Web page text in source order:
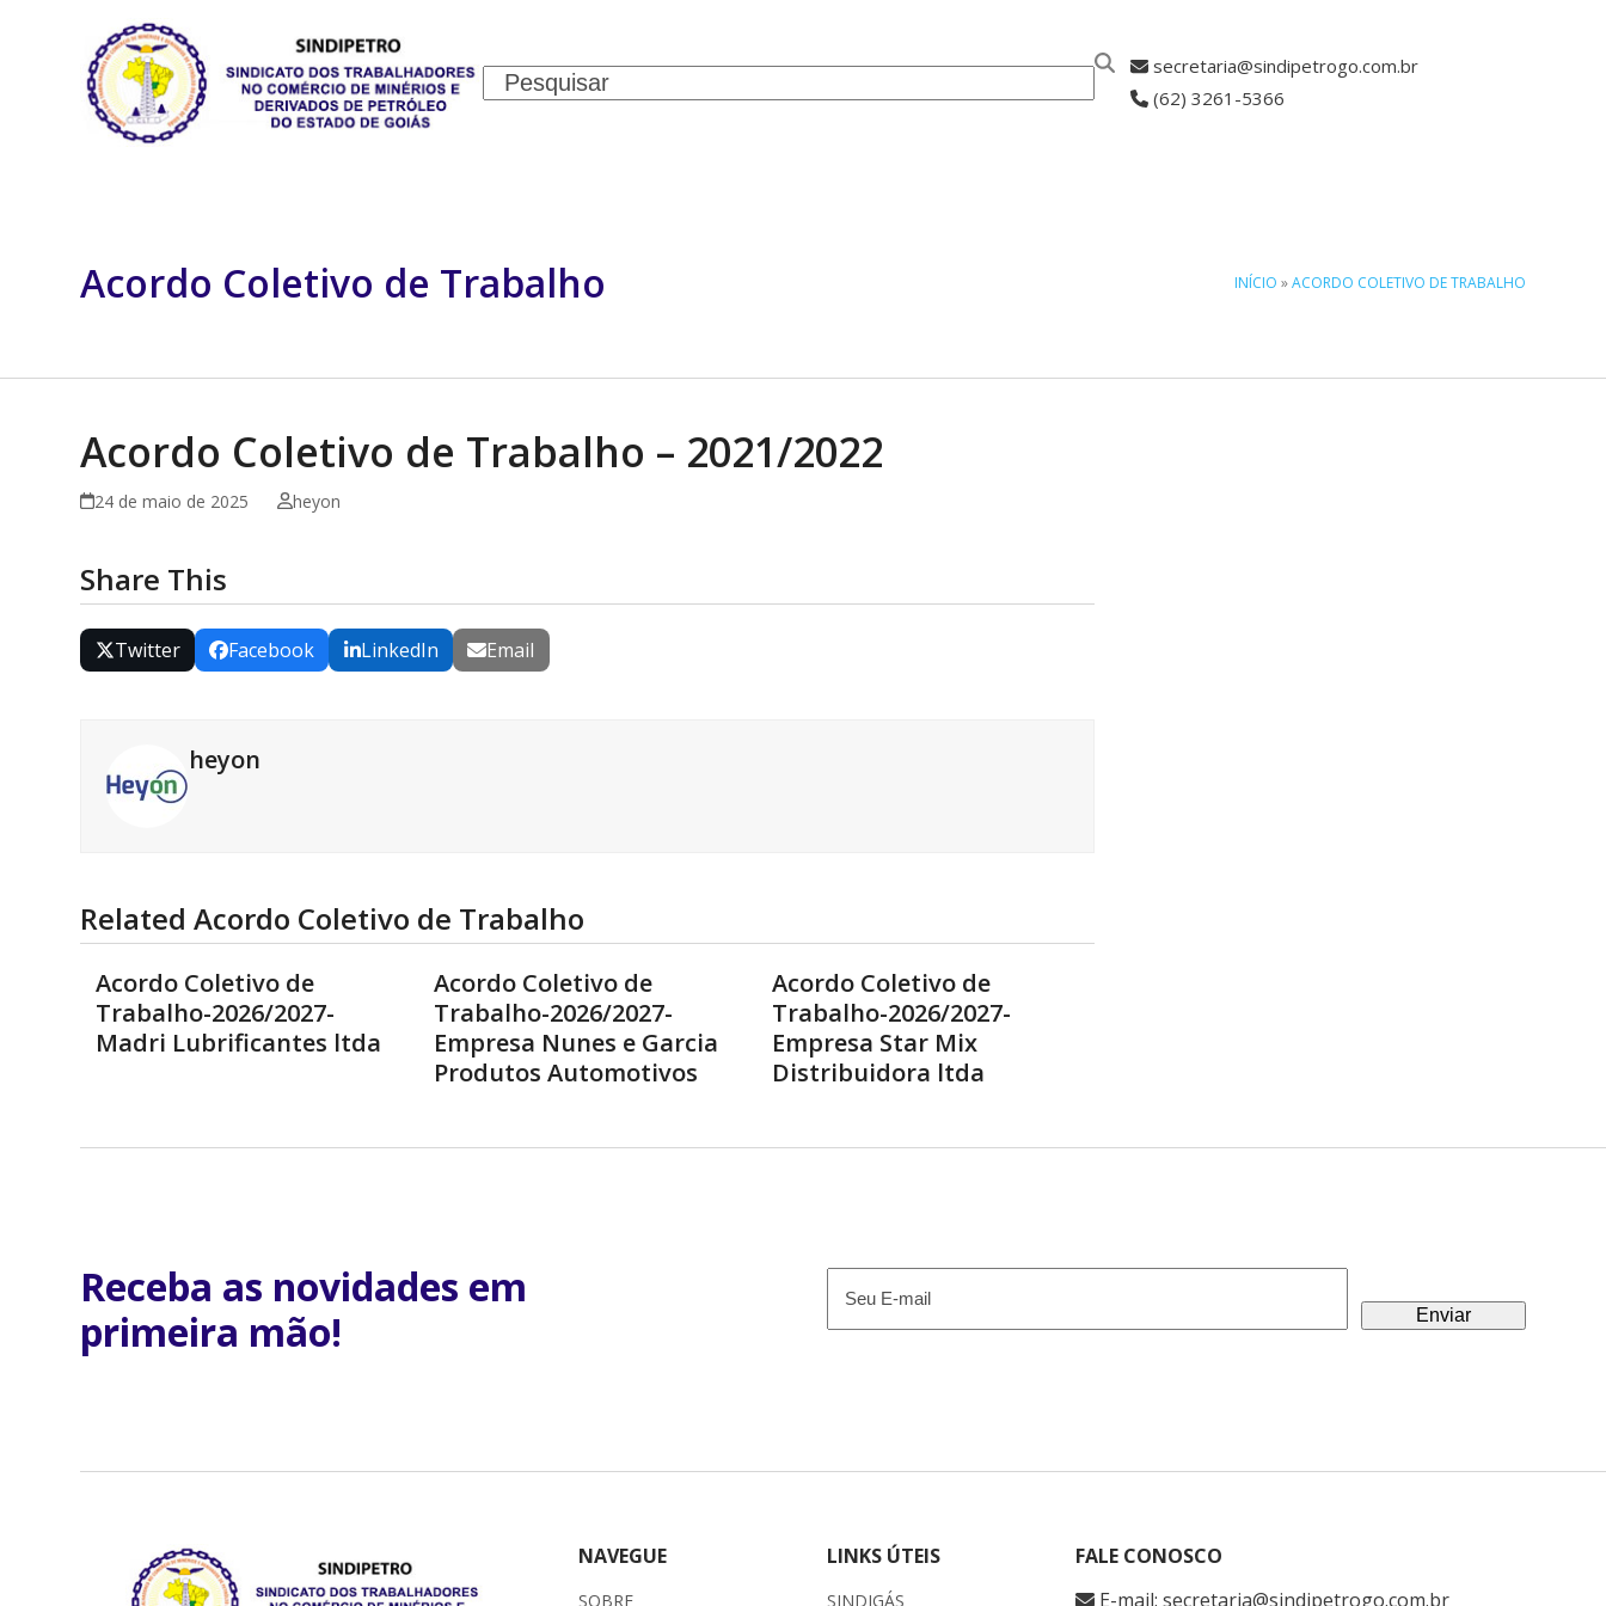
Search
secretaria@sindipetrogo.com.br
(62) 3261-5366
Acordo Coletivo de Trabalho INÍCIO »ACORDO COLETIVO DE TRABALHO
Acordo Coletivo de Trabalho – 2021/2022
24 de maio de 2025 heyon
Share This
Twitter Facebook LinkedIn Email
heyon
Related Acordo Coletivo de Trabalho
Acordo Coletivo de
Trabalho-2026/2027-
Madri Lubrificantes ltda
Acordo Coletivo de
Trabalho-2026/2027-
Empresa Nunes e Garcia
Produtos Automotivos
Acordo Coletivo de
Trabalho-2026/2027-
Empresa Star Mix
Distribuidora ltda
Receba as novidades em
primeira mão!
mail
NAVEGUE
SOBRE
LINKS ÚTEIS
SINDIGÁS
FALE CONOSCO
E-mail: secretaria@sindipetrogo.com.br